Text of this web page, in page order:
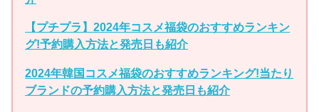
【プチプラ】2024年コスメ福袋のおすすめランキン
グ!予約購入方法と発売日も紹介
2024年韓国コスメ福袋のおすすめランキング!当たり
ブランドの予約購入方法と発売日も紹介